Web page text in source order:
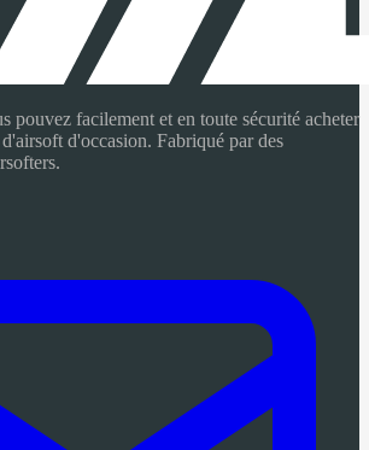
pouvez facilement et en toute sécurité acheter
d'occasion. Fabriqué par des